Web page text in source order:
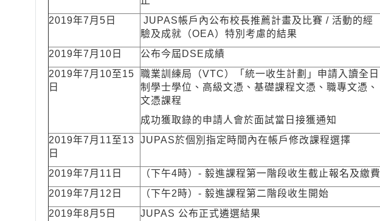
2019年7月5日
JUPAS帳戶內公布校長推薦計畫及比賽 / 活動的經
驗及成就（OEA）特別考慮的結果
2019年7月10日
公布今屆DSE成績
2019年7月10至15
日
職業訓練局（VTC）「統一收生計劃」申請入讀全日
制學士學位、高級文憑、基礎課程文憑、職專文憑、
文憑課程
成功獲取錄的申請人會於面試當日接獲通知
2019年7月11至13
日
JUPAS於個別指定時間內在帳戶修改課程選擇
2019年7月11日
（下午4時）- 毅進課程第一階段收生截止報名及繳費
2019年7月12日
（下午2時）- 毅進課程第二階段收生開始
2019年8月5日
JUPAS 公布正式遴選結果